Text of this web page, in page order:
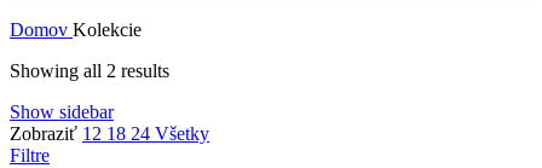
Domov Kolekcie
Showing all 2 resultsSorted
Show sidebar
Zobraziť 12 18 24 Všetky
Filtre